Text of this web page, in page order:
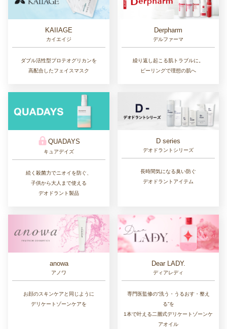
KAIIAGE
カイエイジ
ダブル活性型プロテオグリカンを
高配合したフェイスマスク
Derpharm
デルファーマ
繰り返し起こる肌トラブルに。
ピーリングで理想の肌へ
QUADAYS
キュアデイズ
続く殺菌力でニオイを防ぐ、
子供から大人まで使える
デオドラント製品
D series
デオドラントシリーズ
長時間気になる臭い防ぐ
デオドラントアイテム
anowa
アノワ
お顔のスキンケアと同じように
デリケートゾーンケアを
Dear LADY.
ディアレディ
専門医監修の“洗う・うるおす・整え
る”を
1本で叶える二層式デリケートゾーンケ
アオイル